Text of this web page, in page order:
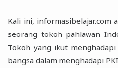
Kali ini, informasibelajar.com
seorang tokoh pahlawan
Tokoh yang ikut
bangsa dalam menghadapi